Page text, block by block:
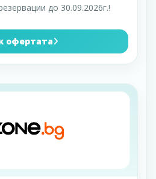
до 30.09.2026г.!
офертата